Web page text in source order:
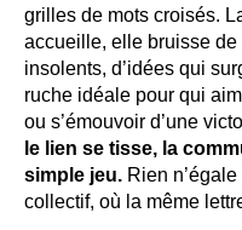
grilles de mots croisés.
accueille, elle bruisse
insolents, d’idées qui
ruche idéale pour qui
ou s’émouvoir d’une
le lien se tisse, la
simple jeu. Rien
collectif, où la même